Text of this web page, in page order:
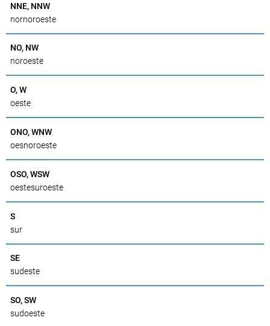
NNE, NNW
nornoroeste
NO, NW
noroeste
O, W
oeste
ONO, WNW
oesnoroeste
OSO, WSW
oestesuroeste
S
sur
SE
sudeste
SO, SW
sudoeste